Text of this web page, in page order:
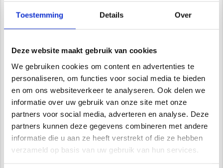
Toestemming Details Over
Deze website maakt gebruik van cookies
We gebruiken cookies om content en advertenties te
personaliseren, om functies voor social media te bieden
en om ons websiteverkeer te analyseren. Ook delen we
informatie over uw gebruik van onze site met onze
partners voor social media, adverteren en analyse. Deze
partners kunnen deze gegevens combineren met andere
informatie die u aan ze heeft verstrekt of die ze hebben
verzameld op basis van uw gebruik van hun services.
Wij zijn VCA gecertificeerd
Waarom kiest u voor Newstyle?
Uitgebreide service en begeleiding